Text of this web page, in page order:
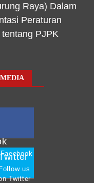
Raya) Dalam
Peraturan
PJPK
us
Twitter